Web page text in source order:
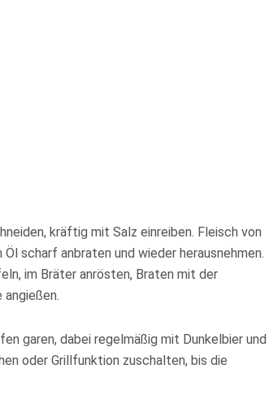
kräftig mit Salz einreiben. Fleisch von
scharf anbraten und wieder herausnehmen.
im Bräter anrösten, Braten mit der
garen, dabei regelmäßig mit Dunkelbier und
oder Grillfunktion zuschalten, bis die